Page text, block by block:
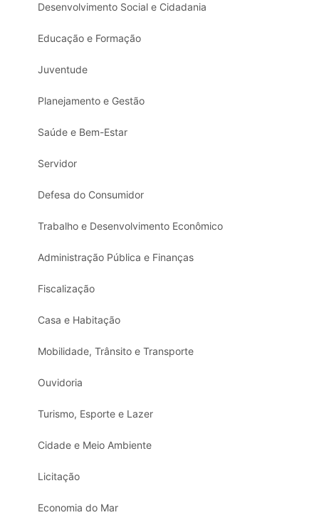
Desenvolvimento Social e Cidadania
Educação e Formação
Juventude
Planejamento e Gestão
Saúde e Bem-Estar
Servidor
Defesa do Consumidor
Trabalho e Desenvolvimento Econômico
Administração Pública e Finanças
Fiscalização
Casa e Habitação
Mobilidade, Trânsito e Transporte
Ouvidoria
Turismo, Esporte e Lazer
Cidade e Meio Ambiente
Licitação
Economia do Mar